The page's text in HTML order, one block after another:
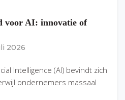
voor AI: innovatie of
2026
Intelligence (AI) bevindt zich
ondernemers massaal